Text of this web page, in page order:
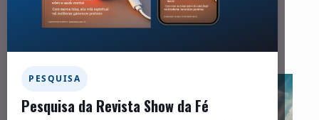
PESQUISA
Pesquisa da Revista Show da Fé
Facebook Twitter
Messenger